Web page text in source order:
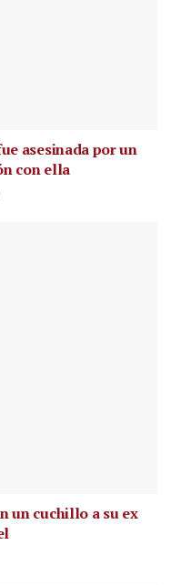
asesinada por un
con ella
un cuchillo a su ex